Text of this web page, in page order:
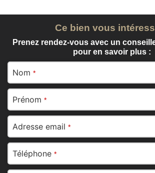
Ce bien vous
Prenez rendez-vous avec un
pour en savoir plus :
Nom *
Prénom *
Adresse email *
Téléphone *